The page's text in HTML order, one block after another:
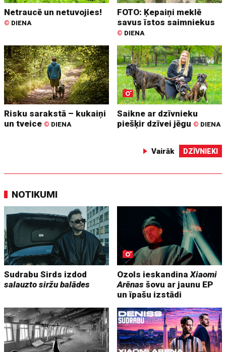
Netraucē un netuvojies!
© DIENA
FOTO: Ķepaiņi meklē
savus īstos saimniekus
© DIENA
Risku sarakstā – kukaiņi
un tveice © DIENA
Saikne ar dzīvnieku
piešķir dzīvei jēgu © DIENA
Vairāk DZĪVNIEKI
NOTIKUMI
Sudrabu Sirds izdod
salauzto siržu balādes
Ozols ieskandinaXiaomi
Arēnas šovu ar jaunu EP
un īpašu izstādi